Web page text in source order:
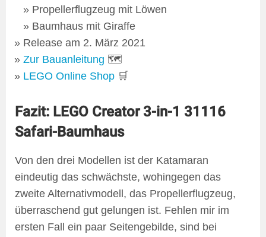
Propellerflugzeug mit Löwen
Baumhaus mit Giraffe
Release am 2. März 2021
Zur Bauanleitung 🗺
LEGO Online Shop 🛒
Fazit: LEGO Creator 3-in-1 31116
Safari-Baumhaus
Von den drei Modellen ist der Katamaran
eindeutig das schwächste, wohingegen das
zweite Alternativmodell, das Propellerflugzeug,
überraschend gut gelungen ist. Fehlen mir im
ersten Fall ein paar Seitengebilde, sind bei